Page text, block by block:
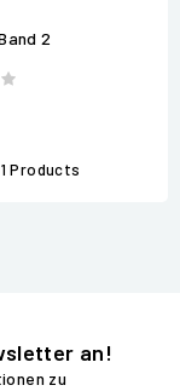
2
1 Products
an!
zu